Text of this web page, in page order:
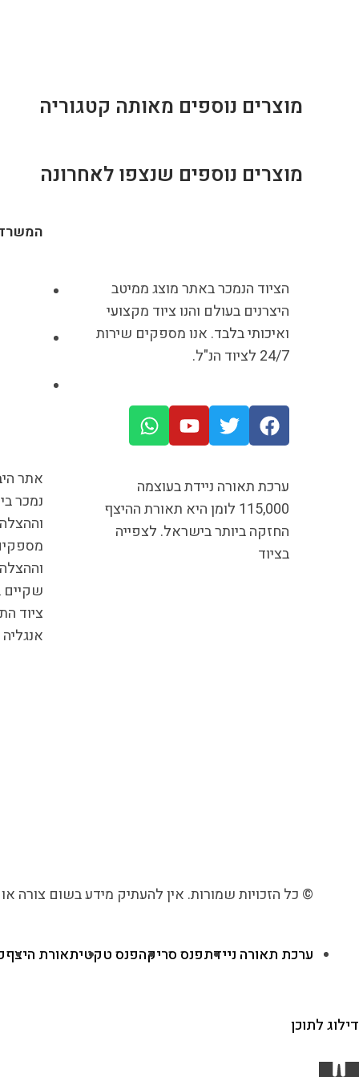
מוצרים נוספים מאותה קטגוריה
מוצרים נוספים שנצפו לאחרונה
הציוד הנמכר באתר מוצג ממיטב
היצרנים בעולם והנו ציוד מקצועי
ואיכותי בלבד. אנו מספקים שירות
24/7 לציוד הנ"ל.
ערכת תאורה ניידת בעוצמה
115,000 לומן היא תאורת ההיצף
החזקה ביותר בישראל. לצפייה
בציוד
אתר
נמכר
שקיים
ציוד
© כל הזכויות שמורות. אין להעתיק מידע בשום צורה
ערכת תאורה ניידתפנס סריקהפנס טקטיתאורת היצף
דילוג לתוכן